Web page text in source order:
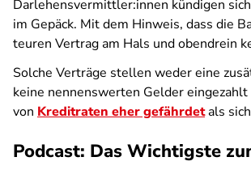
Darlehensvermittler:innen kündigen
im Gepäck. Mit dem Hinweis, dass die
teuren Vertrag am Hals und obendrein
Solche Verträge stellen weder eine
keine nennenswerten Gelder
von Kreditraten eher gefährdetals
Podcast: Das Wichtigste